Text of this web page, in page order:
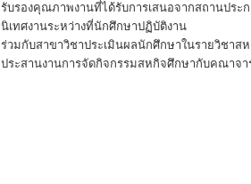
รับรองคุณภาพงานที่ได้รับการเสนอจากสถานประ
นิเทศงานระหว่างที่นักศึกษาปฏิบัติงาน
ร่วมกับสาขาวิชาประเมินผลนักศึกษาในรายวิชาส
ประสานงานการจัดกิจกรรมสหกิจศึกษากับคณาจา